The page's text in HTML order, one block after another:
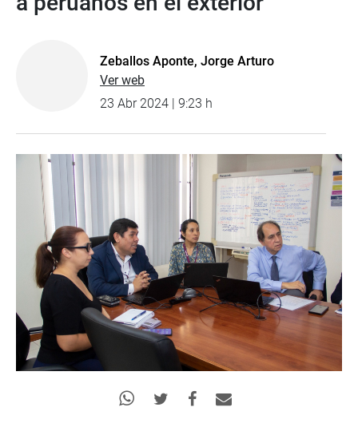
Zeballos Aponte, Jorge Arturo
Ver web
23 Abr 2024 | 9:23 h